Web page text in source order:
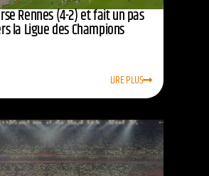
Rennes (4-2) et fait un pas
la Ligue des Champions
LIRE PLUS